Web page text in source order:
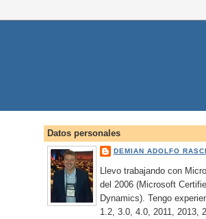
Datos personales
DEMIAN ADOLFO
Llevo trabajando con
del 2006 (Microsoft
Dynamics). Tengo
1.2, 3.0, 4.0, 2011, 2013,